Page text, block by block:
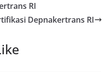
RI
Depnakertrans RI